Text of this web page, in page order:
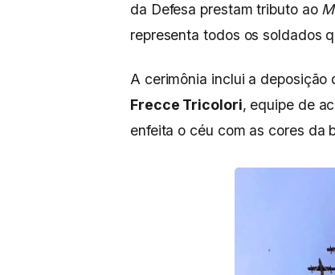
da Defesa prestam tributo ao
representa todos os soldados
A cerimônia inclui a deposição
Frecce Tricolori, equipe de
enfeita o céu com as cores da